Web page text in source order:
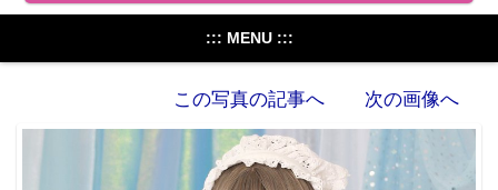
::: MENU :::
この写真の記事へ 次の画像へ